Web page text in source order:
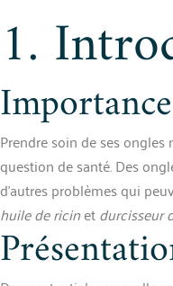
1.
Prendre soin de ses ongles
question de santé. Des
d’autres problèmes qui
huile de ricinetdurcisseur